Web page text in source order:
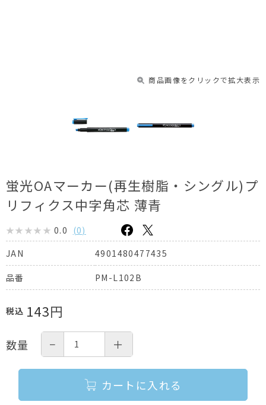
商品画像をクリックで拡大表示
蛍光OAマーカー(再生樹脂・シングル)プ
リフィクス中字角芯 薄青
0.0 (0)
JAN
4901480477435
品番 PM-L102B
税込 143円
数量 − ＋
カートに入れる